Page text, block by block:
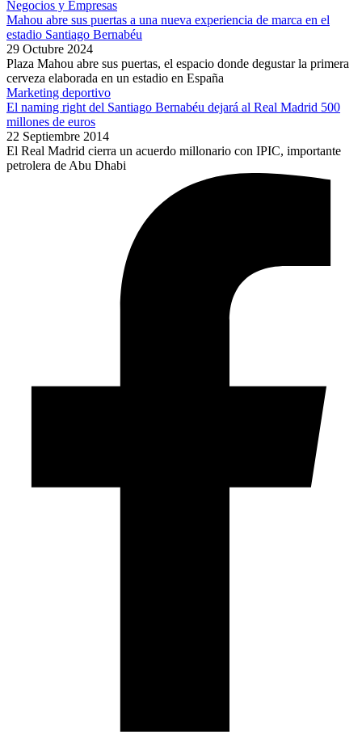
Negocios y Empresas
Mahou abre sus puertas a una nueva experiencia de marca en el
estadio Santiago Bernabéu
29 Octubre 2024
Plaza Mahou abre sus puertas, el espacio donde degustar la primera
cerveza elaborada en un estadio en España
Marketing deportivo
El naming right del Santiago Bernabéu dejará al Real Madrid 500
millones de euros
22 Septiembre 2014
El Real Madrid cierra un acuerdo millonario con IPIC, importante
petrolera de Abu Dhabi